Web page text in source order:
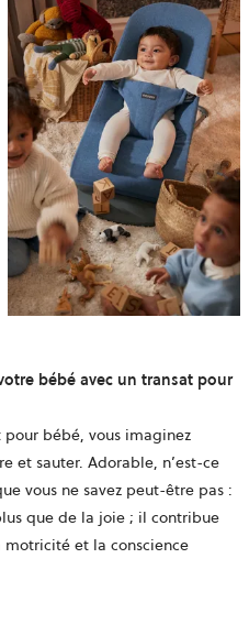
bébé avec un transat pour
pour bébé, vous imaginez
et sauter. Adorable, n’est-ce
vous ne savez peut-être pas :
que de la joie ; il contribue
et la conscience